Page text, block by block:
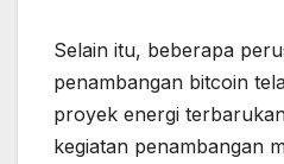
Selain itu, beberapa
penambangan bitcoin
proyek energi
kegiatan penambangan